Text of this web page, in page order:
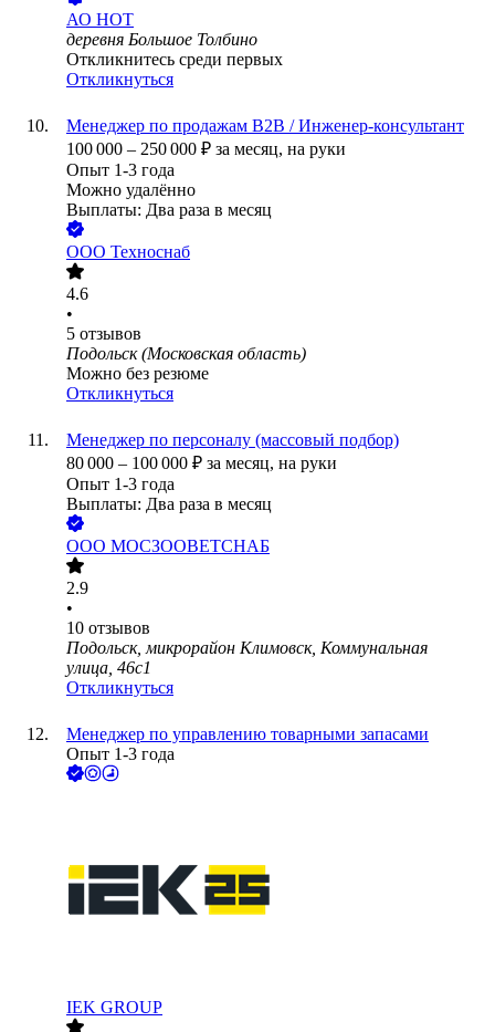
АО НОТ
деревня Большое Толбино
Откликнитесь среди первых
Откликнуться
Менеджер по продажам B2B / Инженер-консультант
100 000 – 250 000 ₽ за месяц, на руки
Опыт 1-3 года
Можно удалённо
Выплаты: Два раза в месяц
ООО Техноснаб
4.6
•
5 отзывов
Подольск (Московская область)
Можно без резюме
Откликнуться
Менеджер по персоналу (массовый подбор)
80 000 – 100 000 ₽ за месяц, на руки
Опыт 1-3 года
Выплаты: Два раза в месяц
ООО МОСЗООВЕТСНАБ
2.9
•
10 отзывов
Подольск, микрорайон Климовск, Коммунальная
улица, 46с1
Откликнуться
Менеджер по управлению товарными запасами
Опыт 1-3 года
IEK GROUP